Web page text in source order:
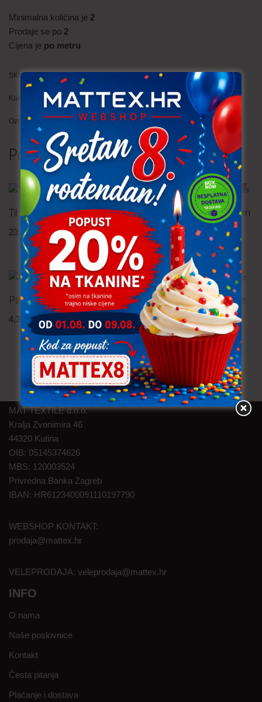
Minimalna količina je 2
Prodaje se po 2
Cijena je po metru
SKU: VIS037 (401)
Kategorija: Trajno niska cijena!
Oznaka:
Povezani proizvodi
Til čipka – cvijeće
23,90 € uključ. PDV po metru
TRAJNO NISKA CIJENA!
Felpa – tamno plava 0.40 m
1,20€ uključ. PDV po metru
Pamučna tkanina – lavanda
4,30 € uključ. PDV po metru
Pamučna tkanina – cvijeće
3,80€ uključ. PDV po metru
MAT TEXTILE d.o.o.
Kralja Zvonimira 46
44320 Kutina
OIB: 05145374626
MBS: 120003524
Privredna Banka Zagreb
IBAN: HR6123400091110197790
WEBSHOP KONTAKT:
prodaja@mattex.hr
VELEPRODAJA: veleprodaja@mattex.hr
INFO
O nama
Naše poslovnice
Kontakt
Česta pitanja
Plaćanje i dostava